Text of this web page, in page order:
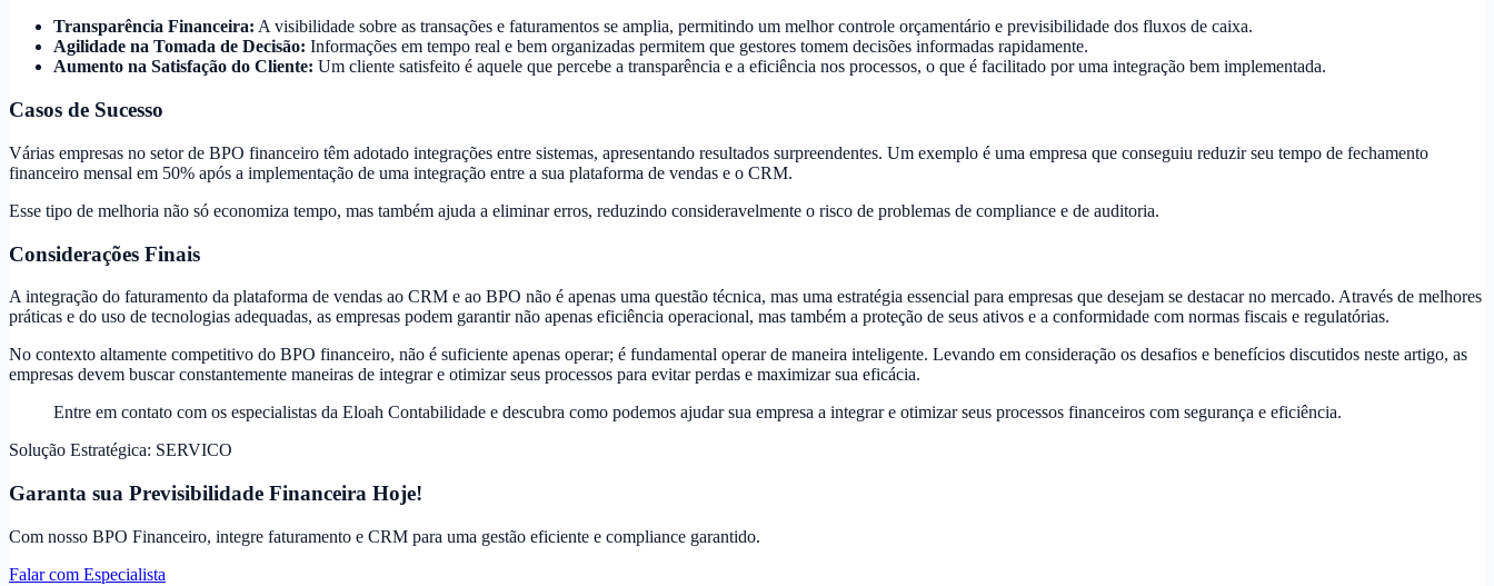
Transparência Financeira: A visibilidade sobre as transações e faturamentos se amplia, permitindo um melhor controle orçamentário e previsibilidade dos fluxos de caixa.
Agilidade na Tomada de Decisão: Informações em tempo real e bem organizadas permitem que gestores tomem decisões informadas rapidamente.
Aumento na Satisfação do Cliente: Um cliente satisfeito é aquele que percebe a transparência e a eficiência nos processos, o que é facilitado por uma integração bem implementada.
Casos de Sucesso
Várias empresas no setor de BPO financeiro têm adotado integrações entre sistemas, apresentando resultados surpreendentes. Um exemplo é uma empresa que conseguiu reduzir seu tempo de fechamento
financeiro mensal em 50% após a implementação de uma integração entre a sua plataforma de vendas e o CRM.
Esse tipo de melhoria não só economiza tempo, mas também ajuda a eliminar erros, reduzindo consideravelmente o risco de problemas de compliance e de auditoria.
Considerações Finais
A integração do faturamento da plataforma de vendas ao CRM e ao BPO não é apenas uma questão técnica, mas uma estratégia essencial para empresas que desejam se destacar no mercado. Através de melhores
práticas e do uso de tecnologias adequadas, as empresas podem garantir não apenas eficiência operacional, mas também a proteção de seus ativos e a conformidade com normas fiscais e regulatórias.
No contexto altamente competitivo do BPO financeiro, não é suficiente apenas operar; é fundamental operar de maneira inteligente. Levando em consideração os desafios e benefícios discutidos neste artigo, as
empresas devem buscar constantemente maneiras de integrar e otimizar seus processos para evitar perdas e maximizar sua eficácia.
Entre em contato com os especialistas da Eloah Contabilidade e descubra como podemos ajudar sua empresa a integrar e otimizar seus processos financeiros com segurança e eficiência.
Solução Estratégica: SERVICO
Garanta sua Previsibilidade Financeira Hoje!
Com nosso BPO Financeiro, integre faturamento e CRM para uma gestão eficiente e compliance garantido.
Falar com Especialista